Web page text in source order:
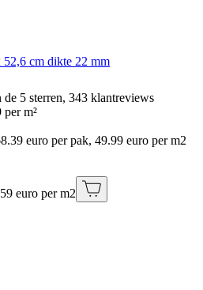
cm dikte 22 mm
5 sterren, 343 klantreviews
per m²
euro per pak, 49.99 euro per m2
euro per m2